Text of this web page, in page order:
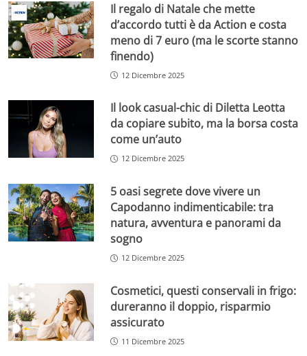
Il regalo di Natale che mette
d’accordo tutti è da Action e costa
meno di 7 euro (ma le scorte stanno
finendo)
12 Dicembre 2025
Il look casual-chic di Diletta Leotta
da copiare subito, ma la borsa costa
come un’auto
12 Dicembre 2025
5 oasi segrete dove vivere un
Capodanno indimenticabile: tra
natura, avventura e panorami da
sogno
12 Dicembre 2025
Cosmetici, questi conservali in frigo:
dureranno il doppio, risparmio
assicurato
11 Dicembre 2025